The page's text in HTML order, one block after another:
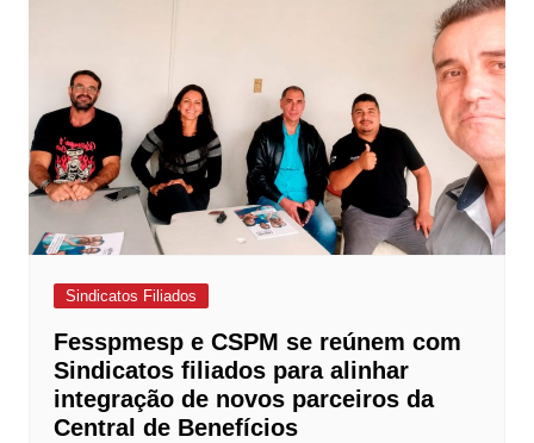
Sindicatos Filiados
Fesspmesp e CSPM se reúnem com
Sindicatos filiados para alinhar
integração de novos parceiros da
Central de Benefícios